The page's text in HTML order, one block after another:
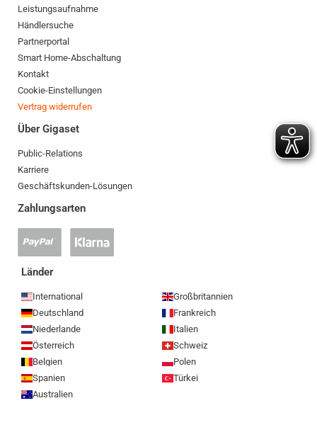
Leistungsaufnahme
Händlersuche
Partnerportal
Smart Home-Abschaltung
Kontakt
Cookie-Einstellungen
Vertrag widerrufen
Über Gigaset
Public-Relations
Karriere
Geschäftskunden-Lösungen
Zahlungsarten
Zahlung
Zahlung
Länder
International
Großbritannien
Deutschland
Frankreich
Niederlande
Italien
Österreich
Schweiz
Belgien
Polen
Spanien
Türkei
Australien